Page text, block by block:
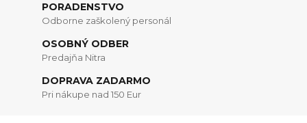
PORADENSTVO
Odborne zaškolený personál
OSOBNÝ ODBER
Predajňa Nitra
DOPRAVA ZADARMO
Pri nákupe nad 150 Eur